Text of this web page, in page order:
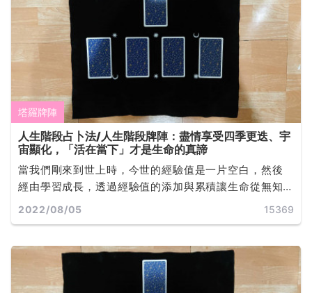
塔羅牌陣
人生階段占卜法/人生階段牌陣：盡情享受四季更迭、宇
宙顯化，「活在當下」才是生命的真諦
當我們剛來到世上時，今世的經驗值是一片空白，然後
經由學習成長，透過經驗值的添加與累積讓生命從無知
走向啟蒙。生命就是一種內在經驗值漸進變化的過程，
2022/08/05 15369